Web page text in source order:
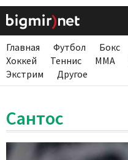
Главная Футбол Бокс
Хоккей
Теннис ММА
Экстрим
Другое
Сантос